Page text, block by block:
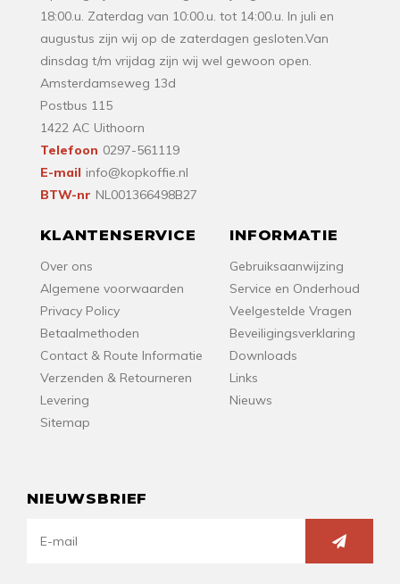
18:00.u. Zaterdag van 10:00.u. tot 14:00.u. In juli en
augustus zijn wij op de zaterdagen gesloten.Van
dinsdag t/m vrijdag zijn wij wel gewoon open.
Amsterdamseweg 13d
Postbus 115
1422 AC Uithoorn
Telefoon 0297-561119
E-mail info@kopkoffie.nl
BTW-nr NL001366498B27
KLANTENSERVICE
Over ons
Algemene voorwaarden
Privacy Policy
Betaalmethoden
Contact & Route Informatie
Verzenden & Retourneren
Levering
Sitemap
INFORMATIE
Gebruiksaanwijzing
Service en Onderhoud
Veelgestelde Vragen
Beveiligingsverklaring
Downloads
Links
Nieuws
NIEUWSBRIEF